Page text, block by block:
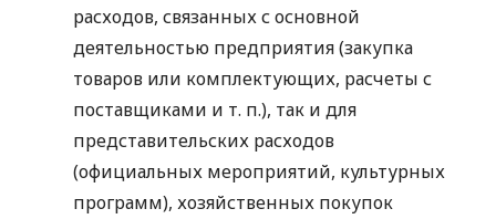
расходов, связанных с основной
деятельностью предприятия (закупка
товаров или комплектующих, расчеты с
поставщиками и т. п.), так и для
представительских расходов
(официальных мероприятий, культурных
программ), хозяйственных покупок